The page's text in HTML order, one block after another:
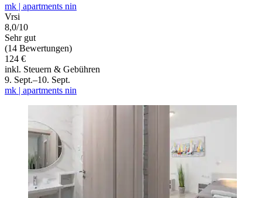
mk | apartments nin
Vrsi
8,0/10
Sehr gut
(14 Bewertungen)
124 €
inkl. Steuern & Gebühren
9. Sept.–10. Sept.
mk | apartments nin